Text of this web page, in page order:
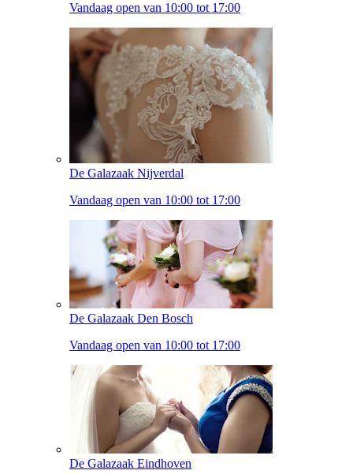
Vandaag open van 10:00 tot 17:00
De Galazaak Nijverdal
Vandaag open van 10:00 tot 17:00
De Galazaak Den Bosch
Vandaag open van 10:00 tot 17:00
De Galazaak Eindhoven